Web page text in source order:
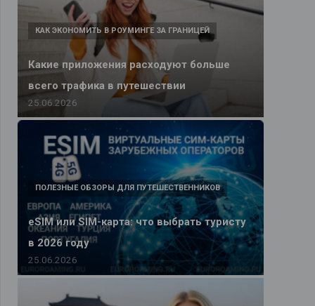
Какие приложения расходуют больше
всего трафика в путешествии
КАК ЭКОНОМИТЬ В РОУМИНГЕ ЗА ГРАНИЦЕЙ
25.06.2026
eSIM или SIM-карта: что выбрать туристу
в 2026 году
ПОЛЕЗНЫЕ ОБЗОРЫ ДЛЯ ПУТЕШЕСТВЕННИКОВ
25.06.2026